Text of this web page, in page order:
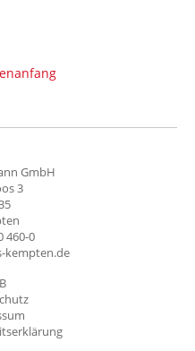
GmbH
3
460-0
kempten.de